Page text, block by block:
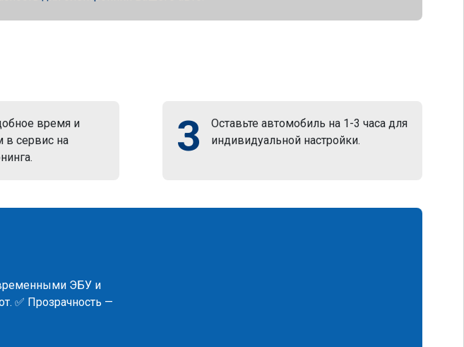
время и
в сервис на
3
Оставьте автомобиль на 1-3 часа для
индивидуальной настройки.
ЭБУ и
✅ Прозрачность —